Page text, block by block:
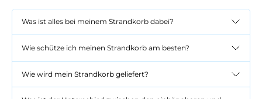
Was ist alles bei meinem Strandkorb dabei?
Wie schütze ich meinen Strandkorb am besten?
Wie wird mein Strandkorb geliefert?